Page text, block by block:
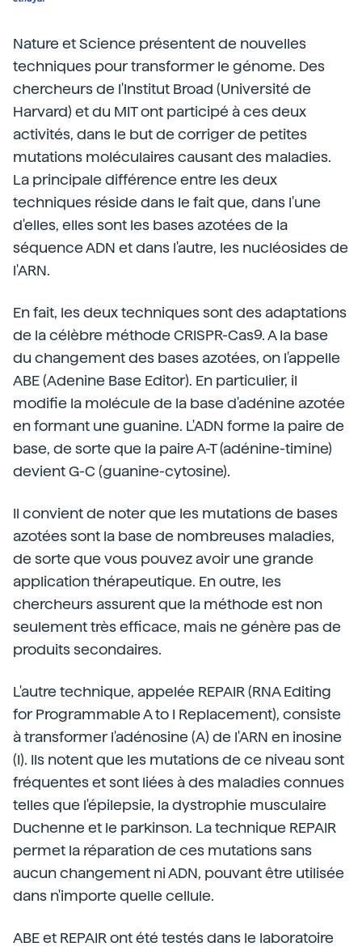
Nature et Science présentent de nouvelles
techniques pour transformer le génome. Des
chercheurs de l'Institut Broad (Université de
Harvard) et du MIT ont participé à ces deux
activités, dans le but de corriger de petites
mutations moléculaires causant des maladies.
La principale différence entre les deux
techniques réside dans le fait que, dans l'une
d'elles, elles sont les bases azotées de la
séquence ADN et dans l'autre, les nucléosides de
l'ARN.
En fait, les deux techniques sont des adaptations
de la célèbre méthode CRISPR-Cas9. A la base
du changement des bases azotées, on l'appelle
ABE (Adenine Base Editor). En particulier, il
modifie la molécule de la base d'adénine azotée
en formant une guanine. L'ADN forme la paire de
base, de sorte que la paire A-T (adénine-timine)
devient G-C (guanine-cytosine).
Il convient de noter que les mutations de bases
azotées sont la base de nombreuses maladies,
de sorte que vous pouvez avoir une grande
application thérapeutique. En outre, les
chercheurs assurent que la méthode est non
seulement très efficace, mais ne génère pas de
produits secondaires.
L'autre technique, appelée REPAIR (RNA Editing
for Programmable A to I Replacement), consiste
à transformer l'adénosine (A) de l'ARN en inosine
(I). Ils notent que les mutations de ce niveau sont
fréquentes et sont liées à des maladies connues
telles que l'épilepsie, la dystrophie musculaire
Duchenne et le parkinson. La technique REPAIR
permet la réparation de ces mutations sans
aucun changement ni ADN, pouvant être utilisée
dans n'importe quelle cellule.
ABE et REPAIR ont été testés dans le laboratoire